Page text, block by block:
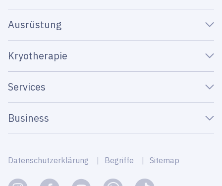
Ausrüstung
Kryotherapie
Services
Business
Datenschutzerklärung Begriffe Sitemap